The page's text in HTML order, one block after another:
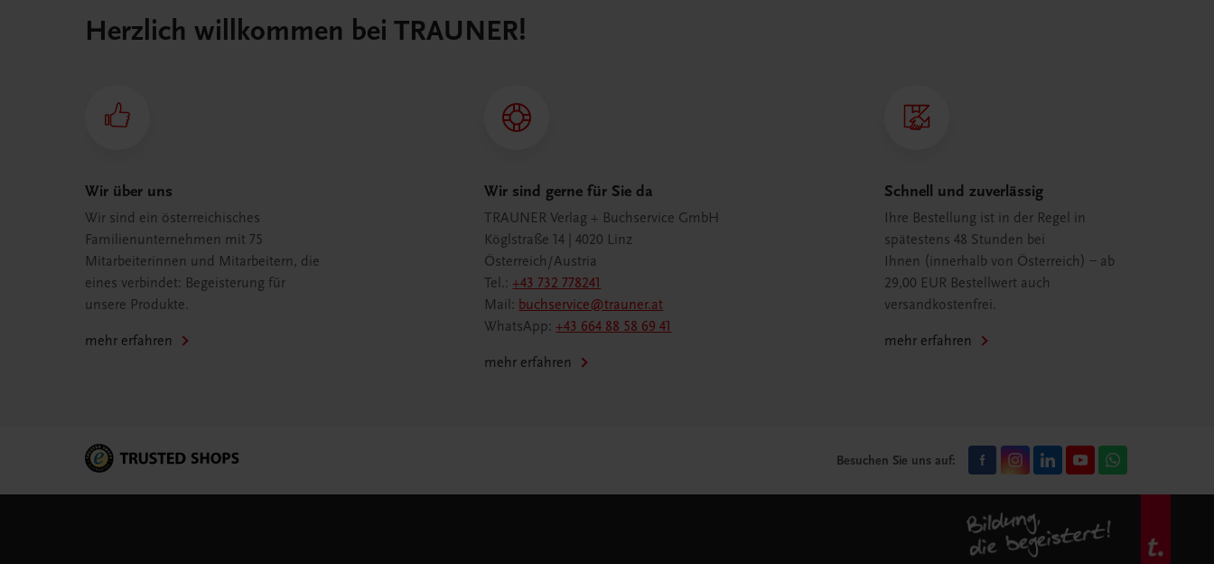
Herzlich willkommen bei TRAUNER!
Wir über uns
Wir sind ein österreichisches
Familienunternehmen mit 75
Mitarbeiterinnen und Mitarbeitern, die
eines verbindet: Begeisterung für
unsere Produkte.
mehr erfahren
Wir sind gerne für Sie da
TRAUNER Verlag + Buchservice GmbH
Köglstraße 14 | 4020 Linz
Österreich/Austria
Tel.:+43 732 778241
Mail: buchservice@trauner.at
WhatsApp:+43 664 88 58 69 41
mehr erfahren
Schnell und zuverlässig
Ihre Bestellung ist in der Regel in
spätestens 48 Stunden bei
Ihnen (innerhalb von Österreich) – ab
29,00 EUR Bestellwert auch
versandkostenfrei.
mehr erfahren
Besuchen Sie uns auf: